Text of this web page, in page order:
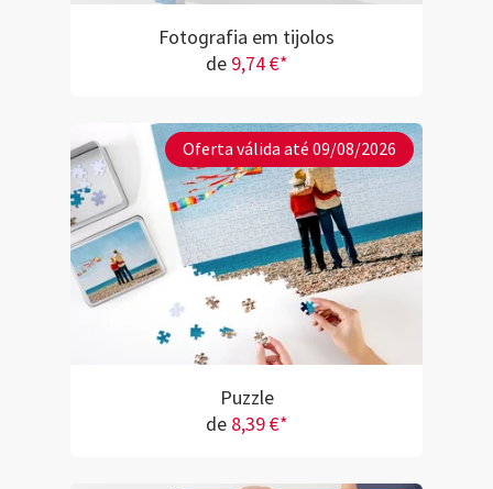
Fotografia em tijolos
de 9,74 €*
Oferta válida até 09/08/2026
Puzzle
de 8,39 €*